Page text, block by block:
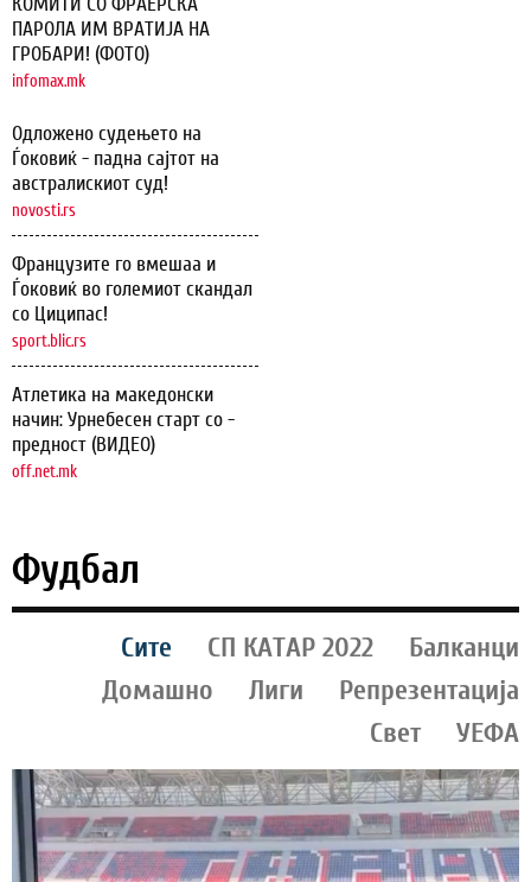
ПАРОЛА ИМ ВРАТИЈА НА
ГРОБАРИ! (ФОТО)
infomax.mk
Одложено судењето на
Ѓоковиќ - падна сајтот на
австралискиот суд!
novosti.rs
Французите го вмешаа и
Ѓоковиќ во големиот скандал
со Циципас!
sport.blic.rs
Атлетика на македонски
начин: Урнебесен старт со -
предност (ВИДЕО)
off.net.mk
Фудбал
Сите СП КАТАР 2022
Балканци
Домашно
Лиги
Репрезентација
Свет
УЕФА